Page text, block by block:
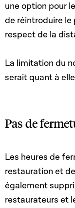
une option pour
de réintroduire
respect de la
La limitation du
serait quant à
Pas de
Les heures de
restauration et
également
restaurateurs et